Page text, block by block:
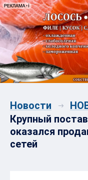
Новости
Крупный
оказался
сетей